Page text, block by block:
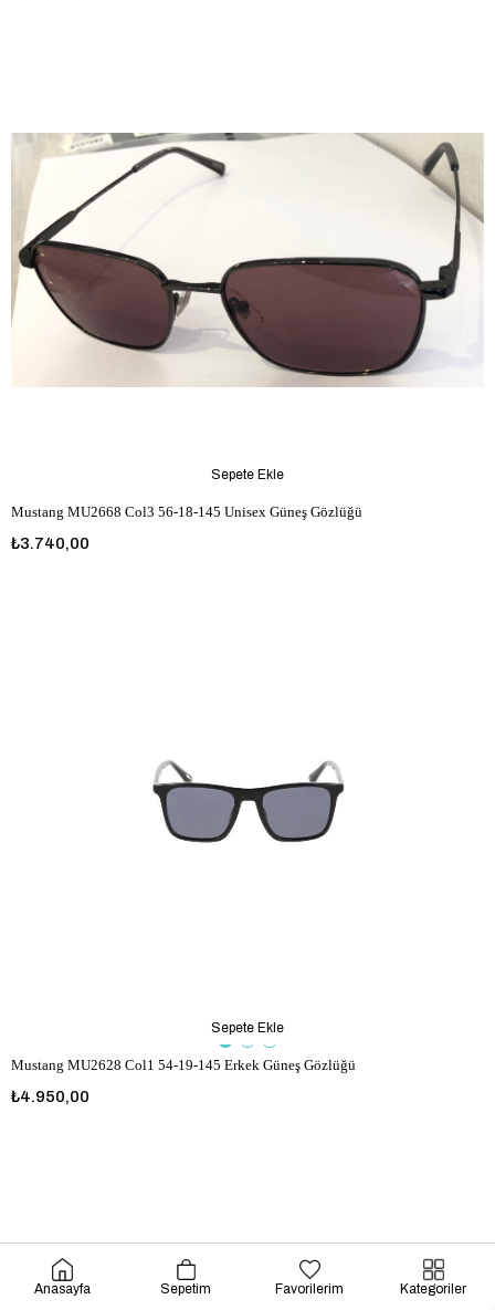
Mustang MU2668 Col3 56-18-145 Unisex Güneş Gözlüğü
₺3.740,00
Sepete Ekle
Mustang MU2628 Col1 54-19-145 Erkek Güneş Gözlüğü
₺4.950,00
Sepete Ekle
Anasayfa Sepetim Favorilerim Kategoriler